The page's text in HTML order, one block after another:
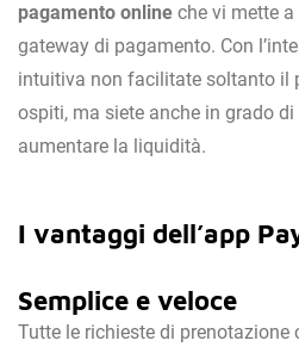
pagamento online che vi mette
gateway di pagamento. Con
intuitiva non facilitate soltanto il
ospiti, ma siete anche in grado di
aumentare la liquidità.
I vantaggi dell’app
Semplice e veloce
Tutte le richieste di prenotazione